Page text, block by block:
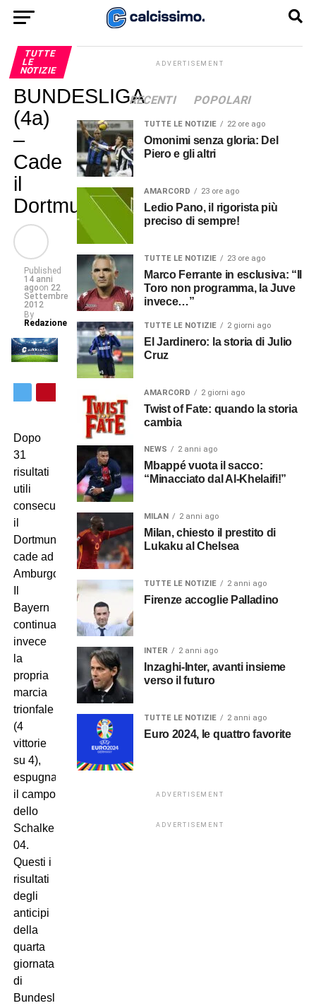
TUTTE
LE
NOTIZIE
BUNDESLIGA
(4a)
–
Cade
il
Dortmund!
Published
14 anni
agoon 22
Settembre
2012
By
Redazione
Dopo
31
risultati
utili
consecutivi
il
Dortmund
cade ad
Amburgo.
Bayern
continua
invece
la
propria
marcia
trionfale
(4
vittorie
su 4),
espugnando
il campo
dello
Schalke
04.
Questi i
risultati
degli
anticipi
della
quarta
giornata
di
Bundesliga:
ADVERTISEMENT
RECENTI POPOLARI
TUTTE LE NOTIZIE 22 ore ago
Omonimi senza gloria: Del
Piero e gli altri
AMARCORD 23 ore ago
Ledio Pano, il rigorista più
preciso di sempre!
TUTTE LE NOTIZIE 23 ore ago
Marco Ferrante in esclusiva: “Il
Toro non programma, la Juve
invece…”
TUTTE LE NOTIZIE 2 giorni ago
El Jardinero: la storia di Julio
Cruz
AMARCORD 2 giorni ago
Twist of Fate: quando la storia
cambia
NEWS 2 anni ago
Mbappé vuota il sacco:
“Minacciato dal Al-Khelaifi!”
MILAN 2 anni ago
Milan, chiesto il prestito di
Lukaku al Chelsea
TUTTE LE NOTIZIE 2 anni ago
Firenze accoglie Palladino
INTER 2 anni ago
Inzaghi-Inter, avanti insieme
verso il futuro
TUTTE LE NOTIZIE 2 anni ago
Euro 2024, le quattro favorite
ADVERTISEMENT
ADVERTISEMENT